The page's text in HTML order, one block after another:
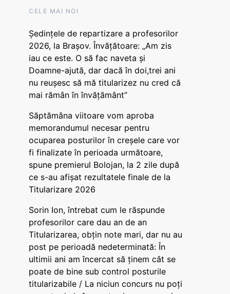
CELE MAI NOI
Ședințele de repartizare a profesorilor
2026, la Brașov. Învățătoare: „Am zis
iau ce este. O să fac naveta și
Doamne-ajută, dar dacă în doi,trei ani
nu reușesc să mă titularizez nu cred că
mai rămân în învățământ”
Săptămâna viitoare vom aproba
memorandumul necesar pentru
ocuparea posturilor în creșele care vor
fi finalizate în perioada următoare,
spune premierul Bolojan, la 2 zile după
ce s-au afișat rezultatele finale de la
Titularizare 2026
Sorin Ion, întrebat cum le răspunde
profesorilor care dau an de an
Titularizarea, obțin note mari, dar nu au
post pe perioadă nedeterminată: În
ultimii ani am încercat să ținem cât se
poate de bine sub control posturile
titularizabile / La niciun concurs nu poți